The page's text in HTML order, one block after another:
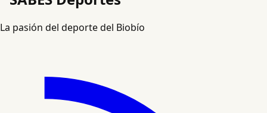
La pasión del deporte del Biobío